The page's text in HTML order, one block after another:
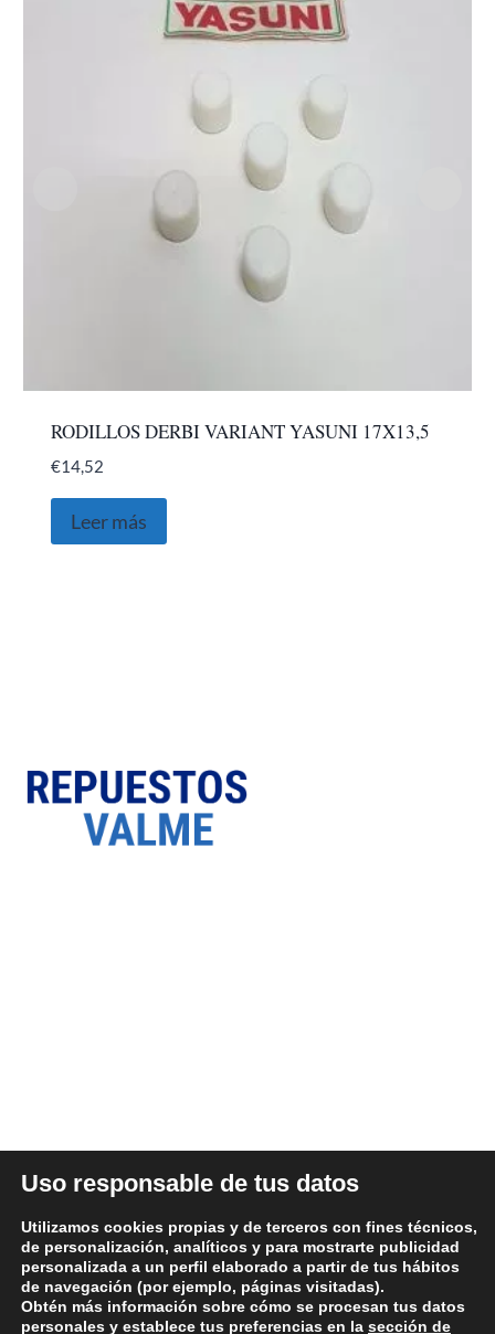
RODILLOS DERBI VARIANT YASUNI 17X13,5
€14,52
Leer más
Política de Privacidad
Política de Cookies
Condiciones generales de compra
Uso responsable de tus datos
Utilizamos cookies propias y de terceros con fines técnicos,
de personalización, analíticos y para mostrarte publicidad
personalizada a un perfil elaborado a partir de tus hábitos
de navegación (por ejemplo, páginas visitadas).
Obtén más información sobre cómo se procesan tus datos
personales y establece tus preferencias en la sección de